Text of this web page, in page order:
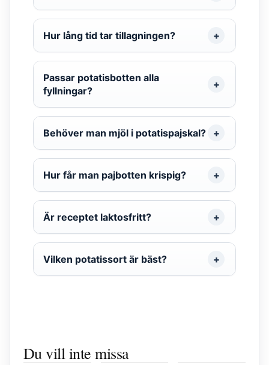
Hur lång tid tar tillagningen?
Passar potatisbotten alla
fyllningar?
Behöver man mjöl i potatispajskal?
Hur får man pajbotten krispig?
Är receptet laktosfritt?
Vilken potatissort är bäst?
Du vill inte missa
Season 2 –
Produktionsstart
egen måne –
Ted